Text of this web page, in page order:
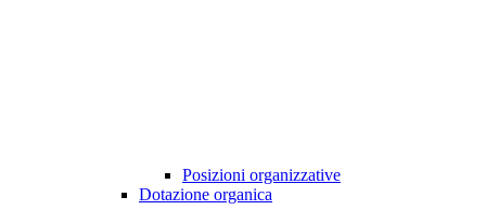
Posizioni organizzative
Dotazione organica